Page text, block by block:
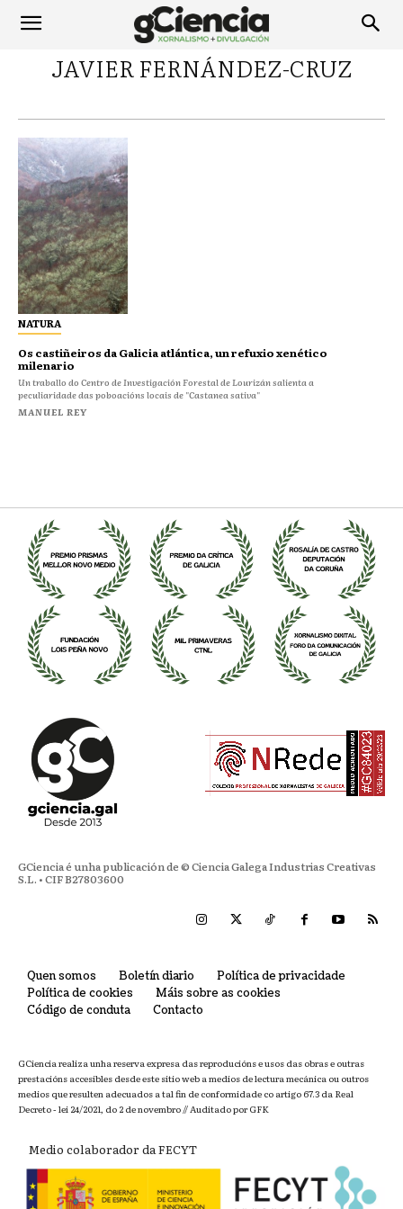
JAVIER FERNÁNDEZ-CRUZ
NATURA
Os castiñeiros da Galicia atlántica, un refuxio xenético
milenario
Un traballo do Centro de Investigación Forestal de Lourizán salienta a
peculiaridade das poboacións locais de "Castanea sativa"
MANUEL REY
GCiencia é unha publicación de © Ciencia Galega Industrias Creativas
S.L. • CIF B27803600
Quen somos Boletín diario
Política de privacidade
Política de cookies
Máis sobre as cookies
Código de conduta
Contacto
GCiencia realiza unha reserva expresa das reproducións e usos das obras e outras
prestacións accesibles desde este sitio web a medios de lectura mecánica ou outros
medios que resulten adecuados a tal fin de conformidade co artigo 67.3 da Real
Decreto - lei 24/2021, do 2 de novembro // Auditado por GFK
Medio colaborador da FECYT